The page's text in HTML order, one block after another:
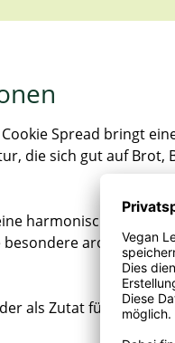
Cookie Spread bringt
die sich gut auf Brot,
harmonische
als Zutat für